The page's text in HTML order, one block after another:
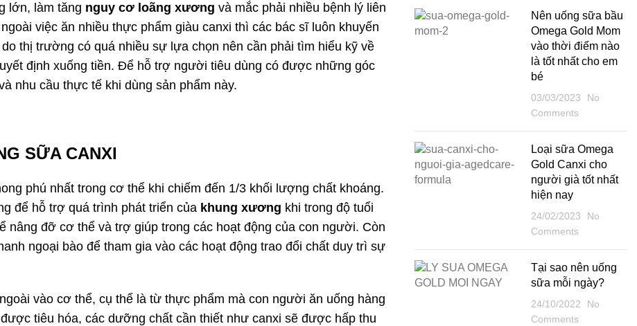
lớn, làm tăng nguy cơ loãng xương và mắc phải nhiều bệnh lý liên
việc ăn nhiều thực phẩm giàu canxi thì các bác sĩ luôn khuyến
do thị trường có quá nhiều sự lựa chọn nên cần phải tìm hiểu kỹ về
định xuống tiền. Để hỗ trợ người tiêu dùng có được những góc
nhu cầu thực tế khi dùng sản phẩm này.
SỮA CANXI
phú nhất trong cơ thể khi chiếm đến 1/3 khối lượng chất khoáng.
để hỗ trợ quá trình phát triển của khung xương khi trong độ tuổi
nâng đỡ cơ thể và trợ giúp trong các hoạt động của con người. Còn
ngoại bào để tham gia vào các hoạt động trao đổi chất duy trì sự
vào cơ thể, cụ thể là từ thực phẩm mà con người ăn uống hàng
tiêu hóa, các dưỡng chất cần thiết như canxi sẽ được hấp thu
Nên uống sữa bầu
Omega Gold Mom
vào thời điểm nào
là tốt nhất cho em
bé
03/03/2023
No
Comments
Loại sữa Omega
Gold Canxi cho
người già tốt nhất
hiện nay
24/02/2023
No
Comments
Tại sao nên uống
sữa mỗi ngày?
24/10/2022
No
Comments